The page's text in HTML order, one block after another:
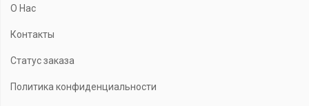
О Нас
Контакты
Статус заказа
Политика конфиденциальности